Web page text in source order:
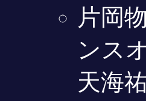
片岡
ンス
天海